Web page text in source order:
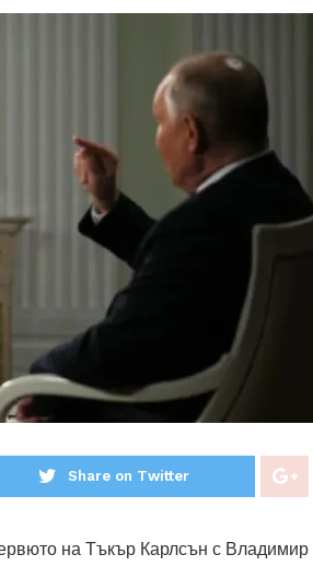
Share on Twitter
на Тъкър Карлсън с Владимир